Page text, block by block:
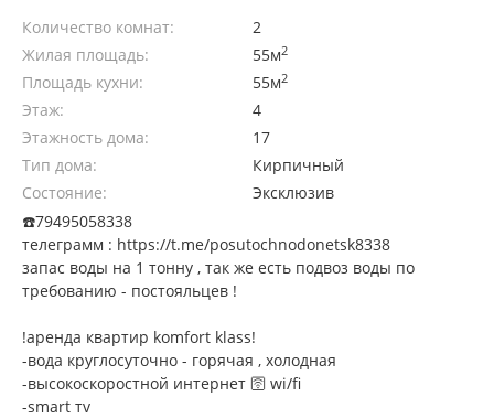
Количество комнат:
2
Жилая площадь:
55м2
Площадь кухни: 55м2
Этаж:
4
Этажность дома:
17
Тип дома:
Кирпичный
Состояние:
Эксклюзив
☎️79495058338
телеграмм : https://t.me/posutochnodonetsk8338
запас воды на 1 тонну , так же есть подвоз воды по
требованию - постояльцев !
!аренда квартир komfort klass!
-вода круглосуточно - горячая , холодная
-высокоскоростной интернет 🛜 wi/fi
-smart тv